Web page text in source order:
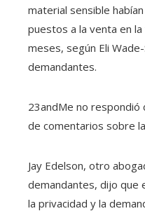
material sensible
puestos a la venta en
meses, según Eli
demandantes.
23andMe no respondió
de comentarios sobre
Jay Edelson, otro
demandantes, dijo que
la privacidad y la